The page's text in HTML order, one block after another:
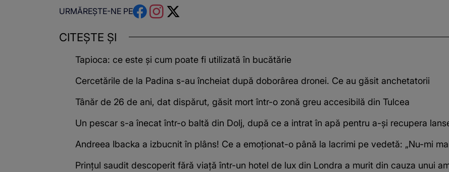
URMĂREȘTE-NE PE
CITEȘTE ȘI
Tapioca: ce este și cum poate fi utilizată în bucătărie
Cercetările de la Padina s-au încheiat după doborârea dronei. Ce au găsit anchetatorii
Tânăr de 26 de ani, dat dispărut, găsit mort într-o zonă greu accesibilă din Tulcea
Un pescar s-a înecat într-o baltă din Dolj, după ce a intrat în apă pentru a-și recupera
Andreea Ibacka a izbucnit în plâns! Ce a emoționat-o până la lacrimi pe vedetă: „Nu-mi
Prințul saudit descoperit fără viață într-un hotel de lux din Londra a murit din cauza unui